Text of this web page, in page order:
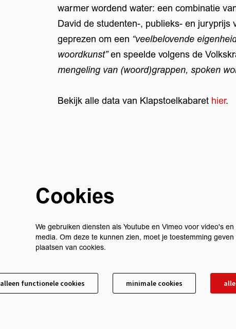
warmer wordend water: een combinatie
David de studenten-, publieks- en
geprezen om een “veelbelovende
woordkunst”en speelde volgens de
mengeling van (woord)grappen, spoken
Bekijk alle data van Klapstoelkabaret hier.
Cookies
We gebruiken diensten als Youtube en Vimeo voor video's
media. Om deze te kunnen zien, moet je toestemming geven
plaatsen van cookies.
alleen functionele cookies minimale cookies